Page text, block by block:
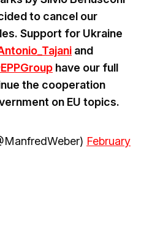
to cancel our
Support for Ukraine
and
have our full
the cooperation
on EU topics.
February